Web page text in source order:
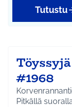
Tutustu
#1968
Pitkällä